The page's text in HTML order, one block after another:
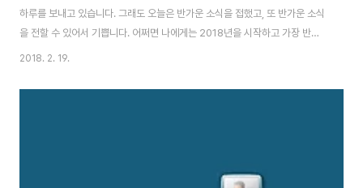
하루를 보내고 있습니다. 그래도 오늘은 반가운 소식을 접했고, 또 반가운 소식
을 전할 수 있어서 기쁩니다. 어쩌면 나에게는 2018년을 시작하고 가장 반가
운 소식 중 하나라고 해도 될 것 같습니다. 이런 일로 즐거워하는 것을 보면 이
사용하고 있는 사용자와 해외에서 국내로 VPN 접속을 하는 사용자들에게는
2018. 2. 19.